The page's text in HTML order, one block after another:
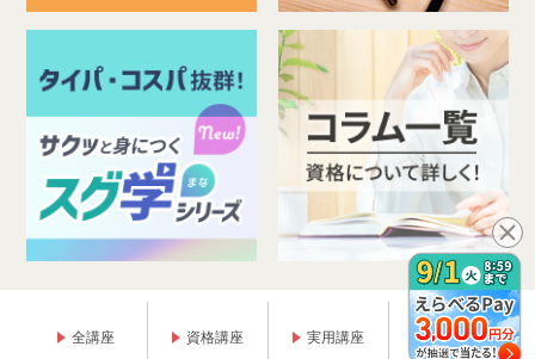
全講座 資格講座 実用講座 趣味講座